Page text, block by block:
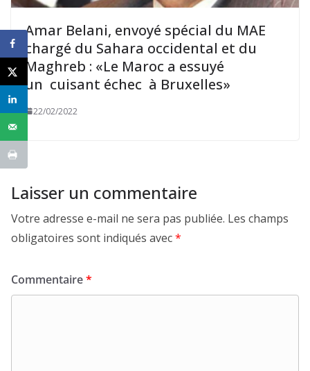
Amar Belani, envoyé spécial du MAE
chargé du Sahara occidental et du
Maghreb : «Le Maroc a essuyé
un cuisant échec à Bruxelles»
22/02/2022
Laisser un commentaire
Votre adresse e-mail ne sera pas publiée. Les champs
obligatoires sont indiqués avec*
Commentaire*